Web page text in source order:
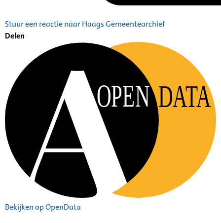
Stuur een reactie naar Haags Gemeentearchief
Delen
OPEN DATA
Bekijken op OpenData